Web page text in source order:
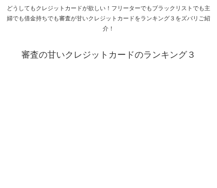
どうしてもクレジットカードが欲しい！フリーターでもブラックリストでも主
婦でも借金持ちでも審査が甘いクレジットカードをランキング３をズバリご紹
介！
審査の甘いクレジットカードのランキング３